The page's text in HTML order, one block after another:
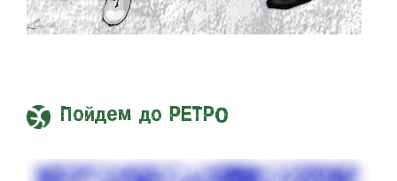
Пойдем до РЕТРО